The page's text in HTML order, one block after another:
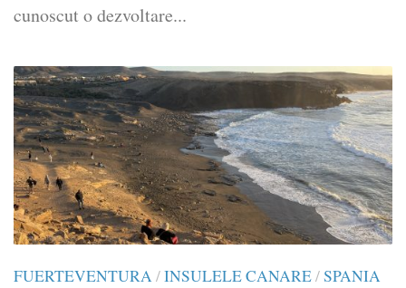
cunoscut o dezvoltare...
FUERTEVENTURA/INSULELE CANARE/SPANIA